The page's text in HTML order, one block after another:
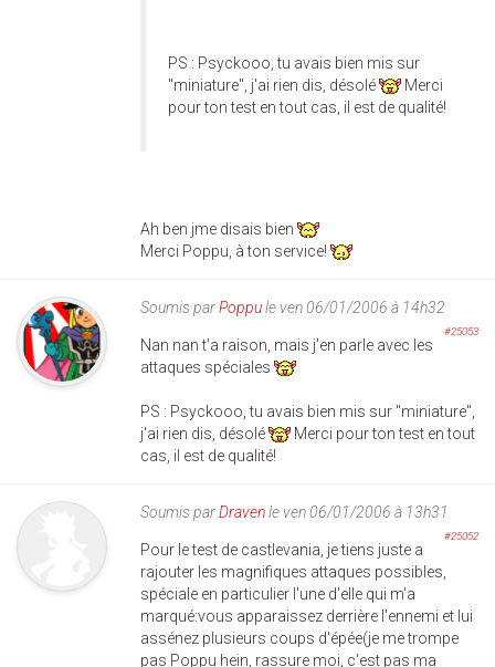
PS : Psyckooo, tu avais bien mis sur
"miniature", j'ai rien dis, désolé
Merci
pour ton test en tout cas, il est de qualité!
Ah ben jme disais bien
Merci Poppu, à ton service!
Soumis parPoppule ven 06/01/2006 à 14h32
#25053
Nan nan t'a raison, mais j'en parle avec les
attaques spéciales
PS : Psyckooo, tu avais bien mis sur "miniature",
j'ai rien dis, désolé
Merci pour ton test en tout
cas, il est de qualité!
Soumis parDravenle ven 06/01/2006 à 13h31
#25052
Pour le test de castlevania, je tiens juste a
rajouter les magnifiques attaques possibles,
spéciale en particulier l'une d'elle qui m'a
marqué:vous apparaissez derrière l'ennemi et lui
assénez plusieurs coups d'épée(je me trompe
pas Poppu hein, rassure moi, c'est pas ma